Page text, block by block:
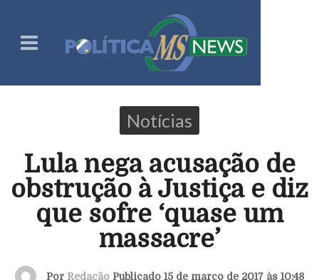
Notícias
Lula nega acusação de
obstrução à Justiça e diz
que sofre ‘quase um
massacre’
Por Redação Publicado 15 de março de 2017 às 10:48